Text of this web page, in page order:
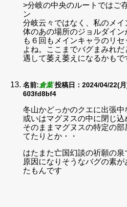
>分岐の中央のルートではご
ン
分岐云々ではなく、私のメ
体のあの場所のジョルダイン
も６回もメインキャラのリ
よね。ここまでバグまみれ
遇して萎え萎えになるかもで
名前:倉葉 投稿日：2024/04/22(
603fd8bf4
冬山かどっかのクエに出張中
或いはマグヌスの中に閉じ込
そのままマグヌスの特定の
てたりとか・・
はたまた亡国幻談の祈願の泉
原因になりそうなバグの素
たもんです